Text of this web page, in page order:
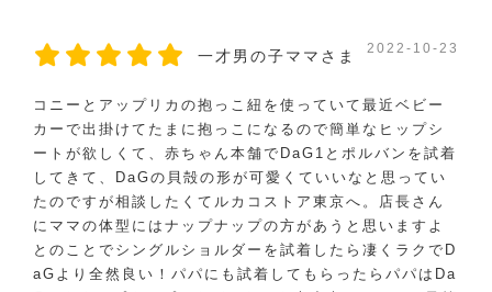
一才男の子ママさま 2022-10-23
コニーとアップリカの抱っこ紐を使っていて最近ベビー
カーで出掛けてたまに抱っこになるので簡単なヒップシ
ートが欲しくて、赤ちゃん本舗でDaG1とポルバンを試着
してきて、DaGの貝殻の形が可愛くていいなと思ってい
たのですが相談したくてルカコストア東京へ。店長さん
にママの体型にはナップナップの方があうと思いますよ
とのことでシングルショルダーを試着したら凄くラクでD
aGより全然良い！パパにも試着してもらったらパパはDa